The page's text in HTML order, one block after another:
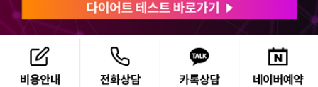
120-87-04354ㅣ김남철
COPYRIGHT(C) 2025 365mc. ALL RIGHTS RESERVED.